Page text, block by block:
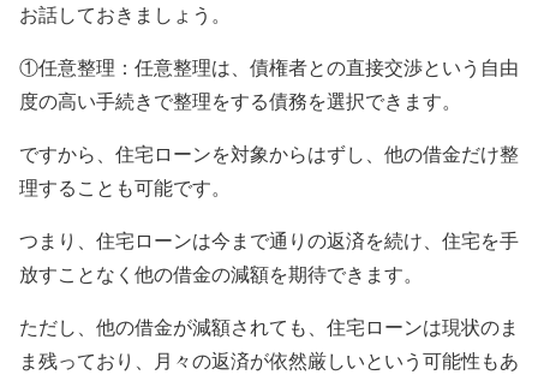
お話しておきましょう。
①任意整理：任意整理は、債権者との直接交渉という自由
度の高い手続きで整理をする債務を選択できます。
ですから、住宅ローンを対象からはずし、他の借金だけ整
理することも可能です。
つまり、住宅ローンは今まで通りの返済を続け、住宅を手
放すことなく他の借金の減額を期待できます。
ただし、他の借金が減額されても、住宅ローンは現状のま
ま残っており、月々の返済が依然厳しいという可能性もあ